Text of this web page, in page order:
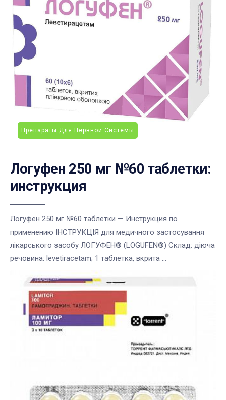
Препараты Для Нервной Системы
Логуфен 250 мг №60 таблетки:
инструкция
Логуфен 250 мг №60 таблетки — Инструкция по
применению ІНСТРУКЦІЯ для медичного застосування
лікарського засобу ЛОГУФЕН® (LOGUFEN®) Склад: діюча
речовина: levetiracetam; 1 таблетка, вкрита ...